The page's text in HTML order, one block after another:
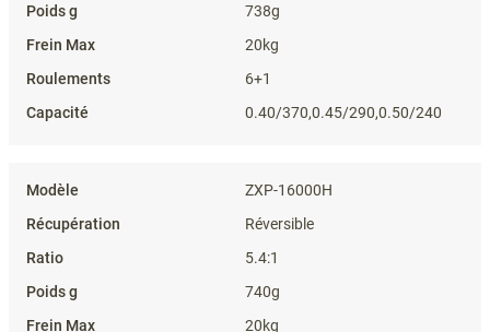
738g
20kg
6+1
0.40/370,0.45/290,0.50/240
ZXP-16000H
Réversible
5.4:1
740g
20kg